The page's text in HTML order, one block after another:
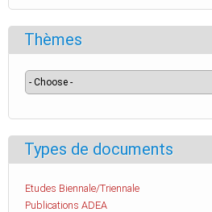
Thèmes
Types de documents
Etudes Biennale/Triennale
Publications ADEA